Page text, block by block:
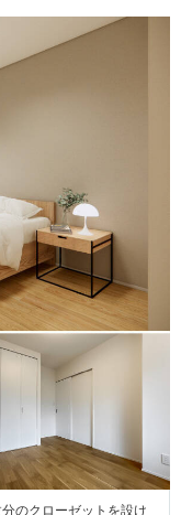
のクローゼットを設け